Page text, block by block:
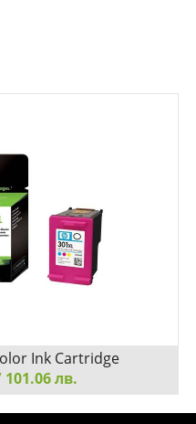
Ink Cartridge
лв.